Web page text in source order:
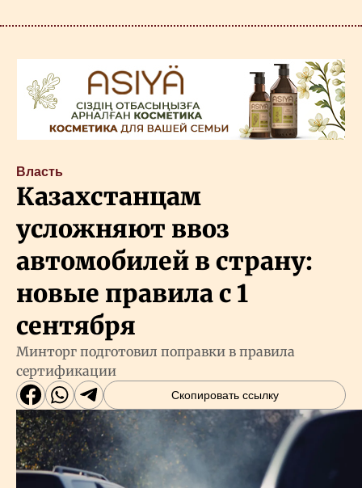
Власть
Казахстанцам
усложняют ввоз
автомобилей в страну:
новые правила с 1
сентября
Минторг подготовил поправки в правила
сертификации
Скопировать ссылку